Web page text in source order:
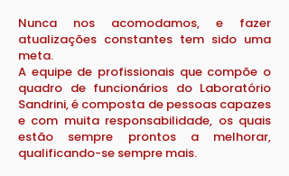
Nunca nos acomodamos, e fazer
atualizações constantes tem sido uma
meta.
A equipe de profissionais que compõe o
quadro de funcionários do Laboratório
Sandrini, é composta de pessoas capazes
e com muita responsabilidade, os quais
estão sempre prontos a melhorar,
qualificando-se sempre mais.